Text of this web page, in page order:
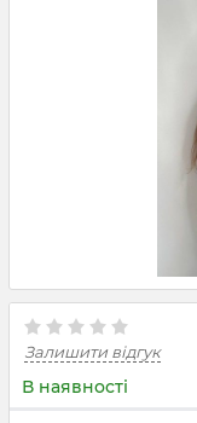
Залишити відгук
В наявності